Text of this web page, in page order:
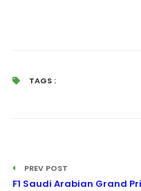
TAGS :
PREV POST
F1 Saudi Arabian Grand